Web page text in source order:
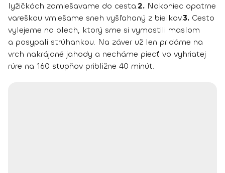
lyžičkách zamiešavame do cesta.2. Nakoniec opatrne
vareškou vmiešame sneh vyšľahaný z bielkov.3. Cesto
vylejeme na plech, ktorý sme si vymastili maslom
a posypali strúhankou. Na záver už len pridáme na
vrch nakrájané jahody a necháme piecť vo vyhriatej
rúre na 160 stupňov približne 40 minút.